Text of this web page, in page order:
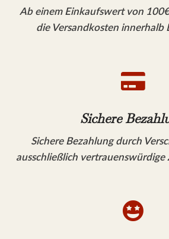
Ab einem Einkaufswert von
die Versandkosten innerhalb

Sichere
Sichere Bezahlung durch
ausschließlich vertrauenswürdige
